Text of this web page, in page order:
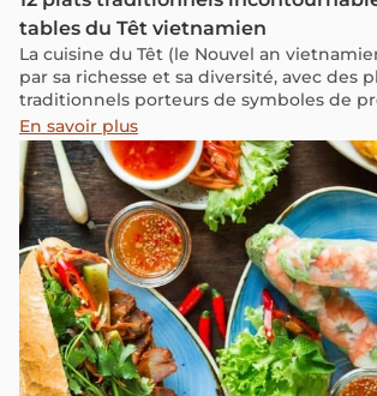
tables du Têt vietnamien
La cuisine du Têt (le Nouvel an
par sa richesse et sa diversité, avec des
traditionnels porteurs de symboles de
chance et de bonne santé.
En savoir plus